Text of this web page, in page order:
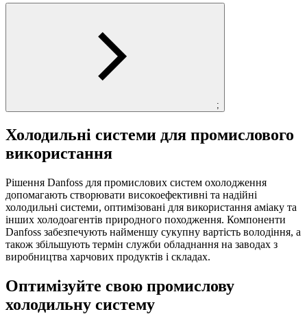
;
Холодильні системи для промислового
використання
Рішення Danfoss для промислових систем охолодження
допомагають створювати високоефективні та надійні
холодильні системи, оптимізовані для використання аміаку та
інших холодоагентів природного походження. Компоненти
Danfoss забезпечують найменшу сукупну вартість володіння, а
також збільшують термін служби обладнання на заводах з
виробництва харчових продуктів і складах.
Оптимізуйте свою промислову
холодильну систему